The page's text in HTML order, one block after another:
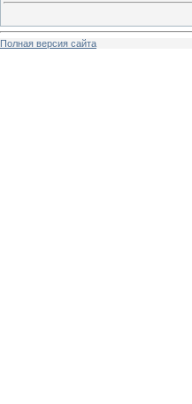
Полная версия сайта